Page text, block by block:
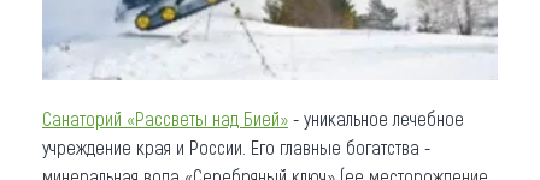
Другие рубрики
Санаторий «Рассветы над Бией» - уникальное лечебное
учреждение края и России. Его главные богатства -